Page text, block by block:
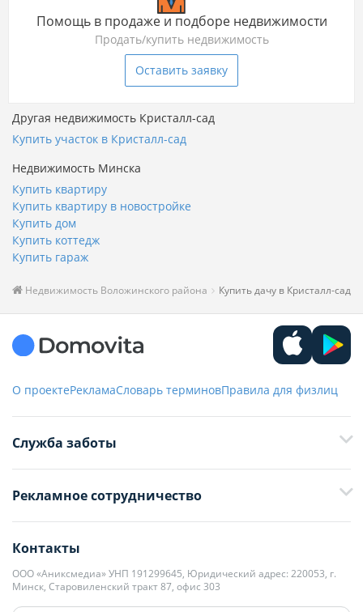
Помощь в продаже и подборе недвижимости
Продать/купить недвижимость
Оставить заявку
Другая недвижимость Кристалл-сад
Купить участок в Кристалл-сад
Недвижимость Минска
Купить квартиру
Купить квартиру в новостройке
Купить дом
Купить коттедж
Купить гараж
Недвижимость Воложинского района Купить дачу в Кристалл-сад
О проектеРекламаСловарь терминовПравила для физлиц
Служба заботы
+375 33 376-13-70
editor@domovita.by
Мы принимаем звонки и отвечаем на письма в будние дни с 9:00 до
18:00.
Рекламное сотрудничество
kb@domovita.by
+375 29 179-11-28 Владислав Гладченко
vg@domovita.by
Контакты
ООО «Аниксмедиа» УНП 191299645, Юридический адрес: 220053, г.
Минск, Старовиленский тракт 87, офис 303